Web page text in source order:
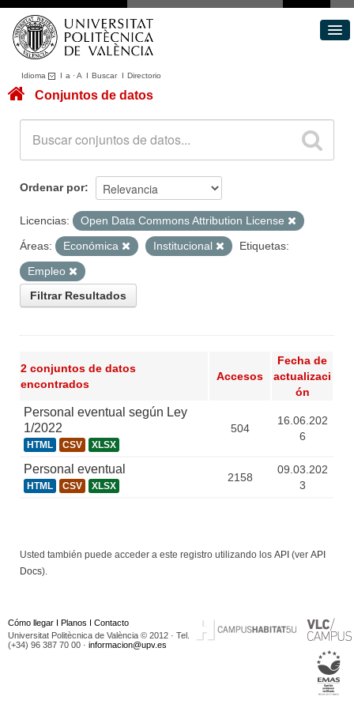
Idioma I a ·A I BuscarI Directorio
Conjuntos de datos
Acerca de
Portal de Transparencia
Conjuntos de datos
Ordenar por
Licencias:
Open Data Commons Attribution License
Áreas:
Económica Institucional
Etiquetas:
Empleo
Filtrar Resultados
2 conjuntos de datos
encontrados
Accesos
Fecha de
actualizaci
ón
Personal eventual según Ley
1/2022
HTML CSV XLSX
504
16.06.202
6
Personal eventual
HTML CSV XLSX
2158
09.03.202
3
Usted también puede acceder a este registro utilizando los API (ver API
Docs).
Cómo llegar I Planos I Contacto
Universitat Politècnica de València © 2012 · Tel.
(+34) 96 387 70 00 · informacion@upv.es